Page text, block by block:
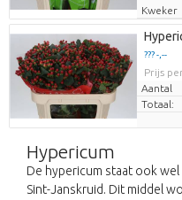
Kweker
??? -,--
Prijs
Aantal
Totaal:
Hypericum
De hypericum staat ook
Sint-Janskruid. Dit middel